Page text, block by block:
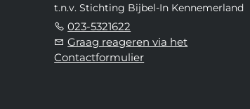
t.n.v. Stichting Bijbel-In Kennemerland
023-5321622
Graag reageren via het
Contactformulier